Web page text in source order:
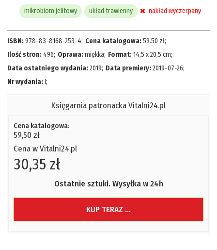
mikrobiom jelitowy układ trawienny nakład wyczerpany
ISBN:978-83-8168-253-4; Cena katalogowa:59.50 zł;
Ilość stron: 496; Oprawa:miękka; Format:14,5 x 20,5 cm;
Data ostatniego wydania:2019; Data premiery:2019-07-26;
Nr wydania:I;
Księgarnia patronacka Vitalni24.pl
Cena katalogowa:
59,50 zł
Cena w Vitalni24.pl
30,35 zł
Ostatnie sztuki. Wysyłka w 24h
KUP TERAZ ...